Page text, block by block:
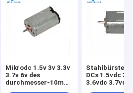
Mikrodc 1.5v 3v 3.3v
3.7v 6v des
durchmesser-10mm
Stahlbürste-
DCs 1.5vdc
3.6vdc 3.7vdc